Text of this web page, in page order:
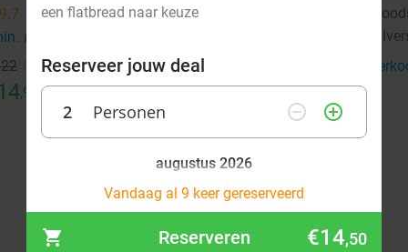
9.7 star
directions_car
,95
Hilversum
een flatbread naar keuze
Reserveer jouw deal
2 Personen remove_circle_outline add_circle_outline
augustus 2026
Di Wo Do Vr Za
2
Vandaag al 9 keer gereserveerd
Reserveren €14,50